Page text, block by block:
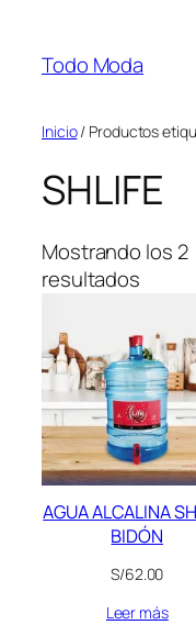
contenido
Todo Moda
Inicio/ Productos
SHLIFE
Mostrando los 2
resultados
AGUA ALCALINA
BIDÓN
S/62.00
Leer más